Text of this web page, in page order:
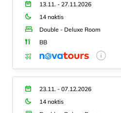
13.11. - 27.11.2026
14 naktis
Double - Deluxe Room
BB
23.11. - 07.12.2026
14 naktis